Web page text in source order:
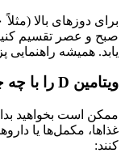
صبح و عصر تقسیم
یابد. همیشه راهنمایی
ویتامین D را با
ممکن است بخواهید
غذاها، مکمل‌ها یا
کنند: